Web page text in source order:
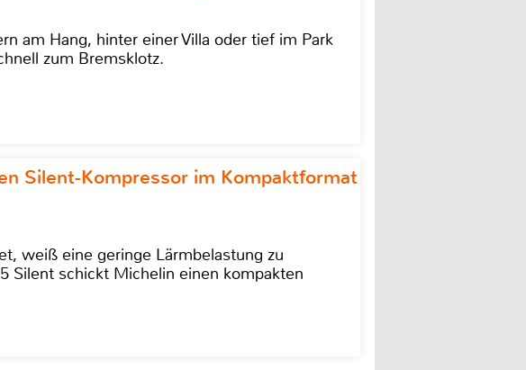
am Hang, hinter einer Villa oder tief im Park
zum Bremsklotz.
Silent-Kompressor im Kompaktformat
weiß eine geringe Lärmbelastung zu
Silent schickt Michelin einen kompakten